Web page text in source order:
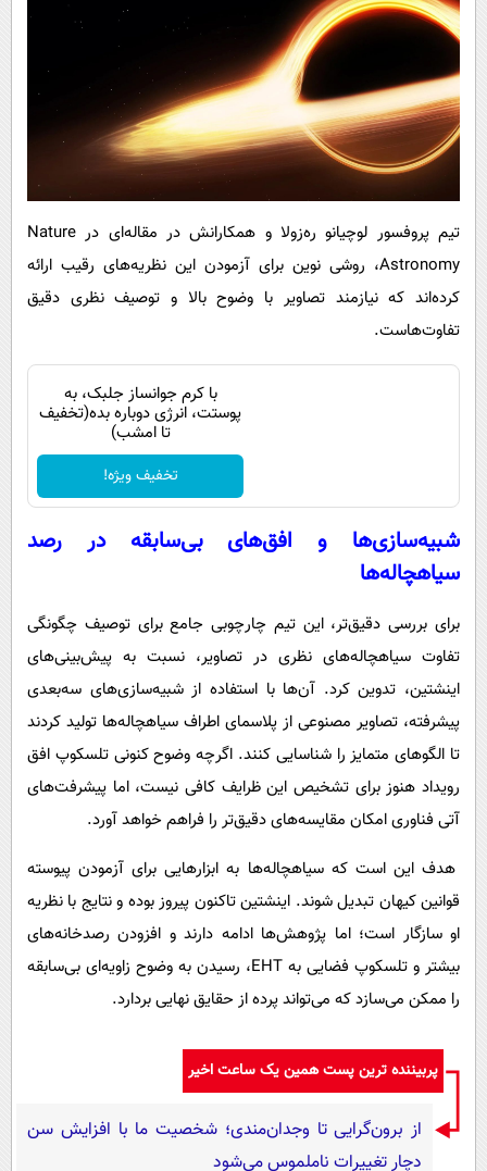
تیم پروفسور لوچیانو ره‌زولا و همکارانش در مقاله‌ای در Nature
Astronomy، روشی نوین برای آزمودن این نظریه‌های رقیب ارائه
کرده‌اند که نیازمند تصاویر با وضوح بالا و توصیف نظری دقیق
تفاوت‌هاست.
با کرم جوانساز جلبک، به
پوستت، انرژی دوباره بده(تخفیف
تا امشب)
تخفیف ویژه!
شبیه‌سازی‌ها و افق‌های بی‌سابقه در رصد
سیاهچاله‌ها
برای بررسی دقیق‌تر، این تیم چارچوبی جامع برای توصیف چگونگی
تفاوت سیاهچاله‌های نظری در تصاویر، نسبت به پیش‌بینی‌های
اینشتین، تدوین کرد. آن‌ها با استفاده از شبیه‌سازی‌های سه‌بعدی
پیشرفته، تصاویر مصنوعی از پلاسمای اطراف سیاهچاله‌ها تولید کردند
تا الگوهای متمایز را شناسایی کنند. اگرچه وضوح کنونی تلسکوپ افق
رویداد هنوز برای تشخیص این ظرایف کافی نیست، اما پیشرفت‌های
آتی فناوری امکان مقایسه‌های دقیق‌تر را فراهم خواهد آورد.
هدف این است که سیاهچاله‌ها به ابزارهایی برای آزمودن پیوسته
قوانین کیهان تبدیل شوند. اینشتین تاکنون پیروز بوده و نتایج با نظریه
او سازگار است؛ اما پژوهش‌ها ادامه دارند و افزودن رصدخانه‌های
بیشتر و تلسکوپ فضایی به EHT، رسیدن به وضوح زاویه‌ای بی‌سابقه
را ممکن می‌سازد که می‌تواند پرده از حقایق نهایی بردارد.
پربیننده ترین پست همین یک ساعت اخیر
از برون‌گرایی تا وجدان‌مندی؛ شخصیت ما با افزایش سن
دچار تغییرات ناملموس می‌شود